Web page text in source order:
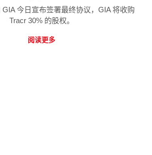
今日宣布签署最终协议，GIA 将收购
Tracr 30% 的股权。
阅读更多